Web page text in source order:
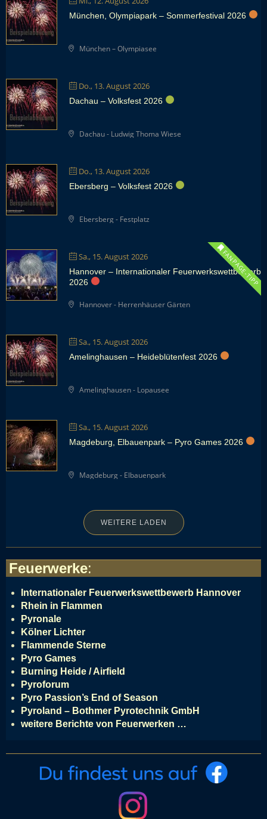
München, Olympiapark – Sommerfestival 2026
München – Olympiasee
Do., 13. August 2026
Dachau – Volksfest 2026
Dachau - Ludwig Thoma Wiese
Do., 13. August 2026
Ebersberg – Volksfest 2026
Ebersberg - Festplatz
Sa., 15. August 2026 FANPAGE-TIPP
Hannover – Internationaler Feuerwerkswettbewerb
2026
Hannover - Herrenhäuser Gärten
Sa., 15. August 2026
Amelinghausen – Heideblütenfest 2026
Amelinghausen - Lopausee
Sa., 15. August 2026
Magdeburg, Elbauenpark – Pyro Games 2026
Magdeburg - Elbauenpark
WEITERE LADEN
Feuerwerke:
Internationaler Feuerwerkswettbewerb Hannover
Rhein in Flammen
Pyronale
Kölner Lichter
Flammende Sterne
Pyro Games
Burning Heide / Airfield
Pyroforum
Pyro Passion’s End of Season
Pyroland – Bothmer Pyrotechnik GmbH
weitere Berichte von Feuerwerken …